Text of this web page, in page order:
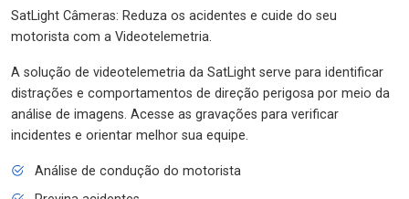
SatLight Câmeras: Reduza os acidentes e cuide do seu
motorista com a Videotelemetria.
A solução de videotelemetria da SatLight serve para identificar
distrações e comportamentos de direção perigosa por meio da
análise de imagens. Acesse as gravações para verificar
incidentes e orientar melhor sua equipe.
Análise de condução do motorista